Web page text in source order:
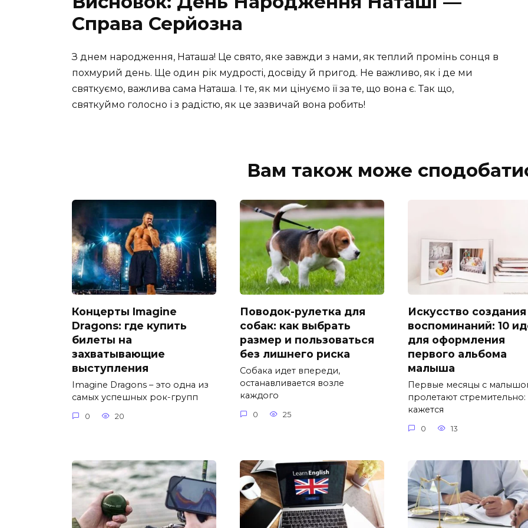
Справа Серйозна
З днем народження, Наташа! Це свято, яке завжди з нами, як теплий промінь сонця в
похмурий день. Ще один рік мудрості, досвіду й пригод. Не важливо, як і де ми
святкуємо, важлива сама Наташа. І те, як ми цінуємо її за те, що вона є. Так що,
святкуймо голосно і з радістю, як це зазвичай вона робить!
Вам також може
Концерты Imagine
Dragons: где купить
билеты на
захватывающие
выступления
Imagine Dragons – это одна из
самых успешных рок-групп
0 20
Поводок-рулетка для
собак: как выбрать
размер и пользоваться
без лишнего риска
Собака идет впереди,
останавливается возле
каждого
0 25
Искусство создания
воспоминаний: 10
для оформления
первого альбома
малыша
Первые месяцы с
пролетают стремительно:
кажется
0 13